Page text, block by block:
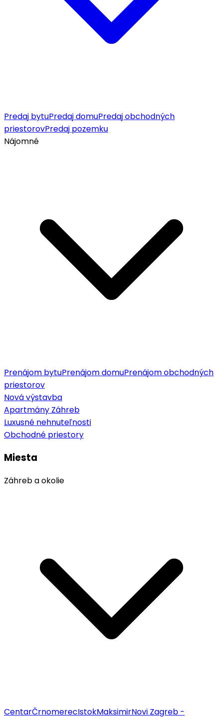
Predaj bytuPredaj domuPredaj obchodných
priestorovPredaj pozemku
Nájomné
Prenájom bytuPrenájom domuPrenájom obchodných
priestorov
Nová výstavba
Apartmány Záhreb
Luxusné nehnuteľnosti
Obchodné priestory
Miesta
Záhreb a okolie
CentarČrnomerecIstokMaksimirNovi Zagreb -